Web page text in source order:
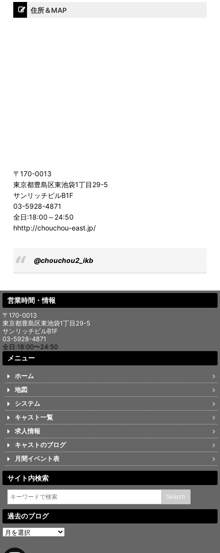
住所＆MAP
〒170-0013
東京都豊島区東池袋1丁目29-5
サンリッチビルB1F
03-5928-4871
全日:18:00～24:50
hhttp://chouchou-east.jp/
@chouchou2_ikb
営業時間・情報
〒170-0013
東京都豊島区東池袋1丁目29-5
サンリッチビルB1F
03-5928-4871
全日:18:00〜24:50
メニュー
ホーム
地図
システム
キャスト一覧
求人情報
キャストのブログ
月間イベント表
サイト内検索
過去のブログ
過
去